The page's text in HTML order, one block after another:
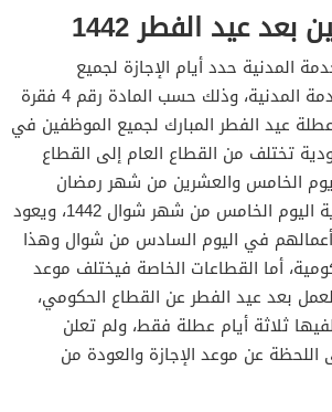
عيد الفطر 1442
المدنية حدد أيام الإجازة لجميع
القطاعات الخاصة للخدمة المدنية، وذلك حسب المادة رقم 4 فقرة
عيد الفطر المبارك لجميع الموظفين في
تختلف من القطاع العام إلى القطاع
الخامس والعشرين من شهر رمضان
المبارك وتنتهي بنهاية اليوم الخامس من شهر شوال 1442، ويعود
في اليوم السادس من شوال وهذا
أما القطاعات الخاصة فيختلف موعد
بعد عيد الفطر عن القطاع الحكومي،
ثلاثة أيام عطلة فقط، ولم تعلن
عن موعد الإجازة والعودة من